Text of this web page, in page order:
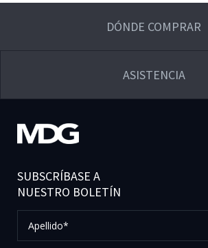
DÓNDE COMPRAR
ASISTENCIA
SUBSCRÍBASE A
NUESTRO BOLETÍN